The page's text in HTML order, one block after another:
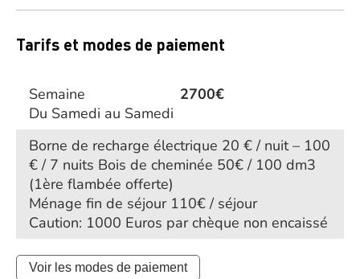
Tarifs et modes de paiement
Semaine
2700€
Du Samedi au Samedi
Borne de recharge électrique 20 € / nuit – 100
€ / 7 nuits Bois de cheminée 50€ / 100 dm3
(1ère flambée offerte)
Ménage fin de séjour 110€ / séjour
Caution: 1000 Euros par chèque non encaissé
Voir les modes de paiement